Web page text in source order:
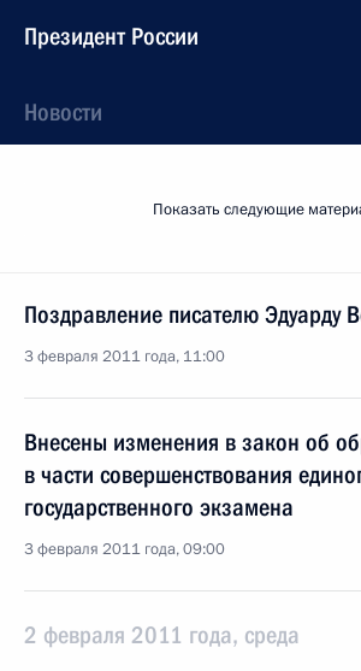
Президент России
Новости
Показать следующие
Поздравление писателю Эдуарду
3 февраля 2011 года, 11:00
Внесены изменения в закон об
в части совершенствования
государственного экзамена
3 февраля 2011 года, 09:00
2 февраля 2011 года, среда